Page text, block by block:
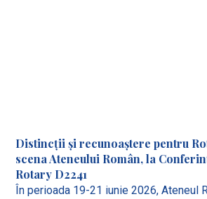
Distincții și recunoaștere pentru
scena Ateneului Român, la
Rotary D2241
În perioada 19-21 iunie 2026, Ateneul